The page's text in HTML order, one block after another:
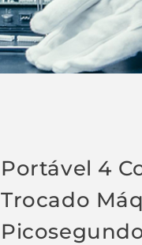
Portável 4
Trocado